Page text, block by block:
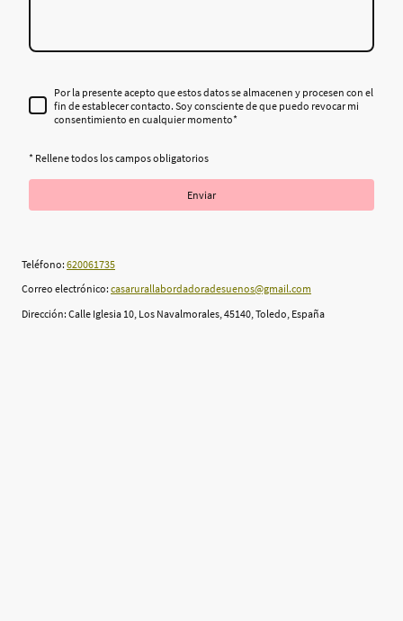
Por la presente acepto que estos datos se almacenen y procesen con el
fin de establecer contacto. Soy consciente de que puedo revocar mi
consentimiento en cualquier momento*
* Rellene todos los campos obligatorios
Enviar
Teléfono: 620061735
Correo electrónico: casarurallabordadoradesuenos@gmail.com
Dirección: Calle Iglesia 10, Los Navalmorales, 45140, Toledo, España